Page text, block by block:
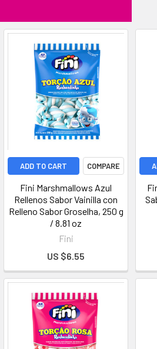
ADD TO CART COMPARE
Fini Marshmallows Azul
Rellenos Sabor Vainilla con
Relleno Sabor Groselha, 250 g
/ 8.81 oz
Fini
US $6.55